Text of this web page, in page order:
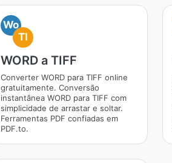
Wo
TI
WORD a TIFF
Converter WORD para TIFF online
gratuitamente. Conversão
instantânea WORD para TIFF com
simplicidade de arrastar e soltar.
Ferramentas PDF confiadas em
PDF.to.